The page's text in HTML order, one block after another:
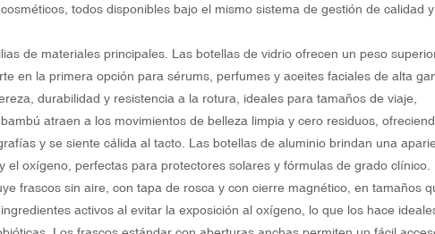
todos disponibles bajo el mismo sistema de gestión de calidad
de materiales principales. Las botellas de vidrio ofrecen un peso
en la primera opción para sérums, perfumes y aceites faciales de alta
durabilidad y resistencia a la rotura, ideales para tamaños de viaje,
atraen a los movimientos de belleza limpia y cero residuos,
y se siente cálida al tacto. Las botellas de aluminio brindan una
oxígeno, perfectas para protectores solares y fórmulas de grado clínico.
frascos sin aire, con tapa de rosca y con cierre magnético, en tamaños
activos al evitar la exposición al oxígeno, lo que los hace